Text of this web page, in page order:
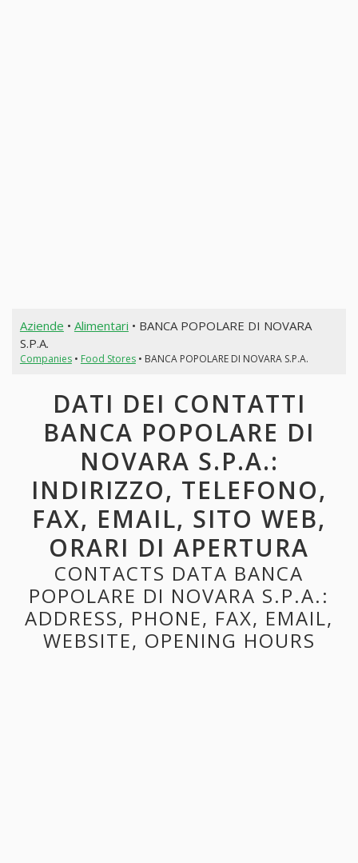
Aziende • Alimentari • BANCA POPOLARE DI NOVARA
S.P.A.
Companies• Food Stores• BANCA POPOLARE DI NOVARA S.P.A.
DATI DEI CONTATTI
BANCA POPOLARE DI
NOVARA S.P.A.:
INDIRIZZO, TELEFONO,
FAX, EMAIL, SITO WEB,
ORARI DI APERTURA
CONTACTS DATA BANCA
POPOLARE DI NOVARA S.P.A.:
ADDRESS, PHONE, FAX, EMAIL,
WEBSITE, OPENING HOURS